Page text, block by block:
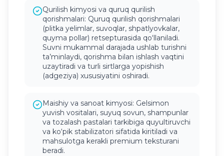
Qurilish kimyosi va quruq qurilish
qorishmalari: Quruq qurilish qorishmalari
(plitka yelimlar, suvoqlar, shpatlyovkalar,
quyma pollar) retsepturasida qo‘llaniladi.
Suvni mukammal darajada ushlab turishni
ta’minlaydi, qorishma bilan ishlash vaqtini
uzaytiradi va turli sirtlarga yopishish
(adgeziya) xususiyatini oshiradi.
Maishiy va sanoat kimyosi: Gelsimon
yuvish vositalari, suyuq sovun, shampunlar
va tozalash pastalari tarkibiga quyultiruvchi
va ko‘pik stabilizatori sifatida kiritiladi va
mahsulotga kerakli premium teksturani
beradi.